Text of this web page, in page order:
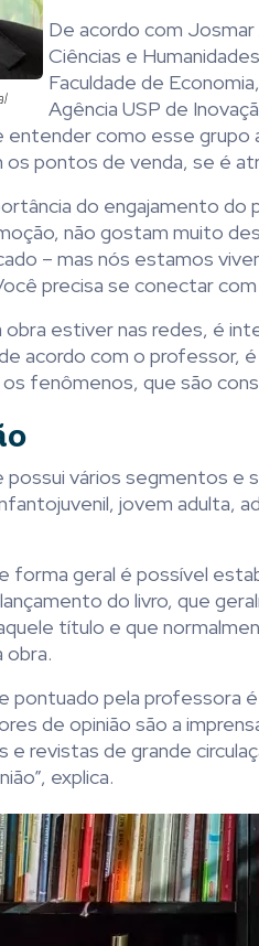
De acordo com
Ciências e
Faculdade de
Agência USP de
como esse
pontos de venda, se é
do engajamento
não gostam muito
– mas nós estamos
precisa se conectar com
obra estiver nas redes, é
acordo com o professor,
fenômenos, que são
vários segmentos e
jovem adulta,
forma geral é possível
do livro, que
título e que
obra.
pela professora
de opinião são a
e revistas de grande
explica.